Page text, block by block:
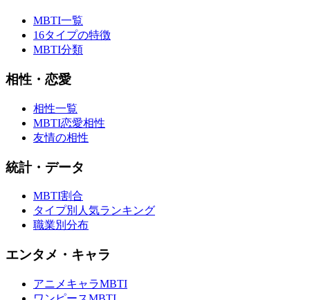
MBTI一覧
16タイプの特徴
MBTI分類
相性・恋愛
相性一覧
MBTI恋愛相性
友情の相性
統計・データ
MBTI割合
タイプ別人気ランキング
職業別分布
エンタメ・キャラ
アニメキャラMBTI